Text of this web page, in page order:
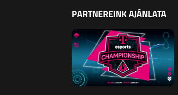
PARTNEREINK AJÁNLATA